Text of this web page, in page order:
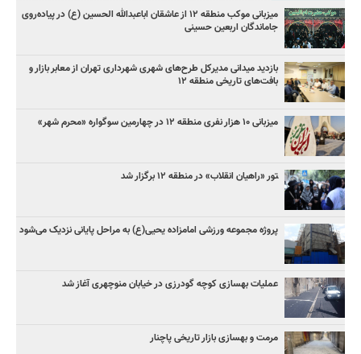
میزبانی موکب منطقه ۱۲ از عاشقان اباعبدالله الحسین (ع) در پیاده‌روی
جاماندگان اربعین حسینی
بازدید میدانی مدیرکل طرح‌های شهری شهرداری تهران از معابر بازار و
بافت‌های تاریخی منطقه ۱۲
میزبانی ۱۰ هزار نفری منطقه ۱۲ در چهارمین سوگواره «محرم شهر»
‍تور «راهیان انقلاب» در منطقه ۱۲ برگزار شد
پروژه مجموعه ورزشی امامزاده یحیی(ع) به مراحل پایانی نزدیک می‌شود
عملیات بهسازی کوچه گودرزی در خیابان منوچهری آغاز شد
مرمت و بهسازی بازار تاریخی پاچنار